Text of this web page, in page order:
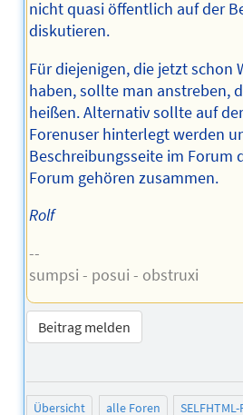
nicht quasi öffentlich auf der
diskutieren.
Für diejenigen, die jetzt schon
haben, sollte man anstreben,
heißen. Alternativ sollte auf
Forenuser hinterlegt werden
Beschreibungsseite im Forum
Forum gehören zusammen.
Rolf
--
sumpsi - posui - obstruxi
Beitrag melden
Übersicht alle Foren